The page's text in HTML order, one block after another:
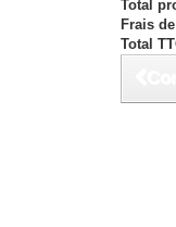
Total
Frais
Total